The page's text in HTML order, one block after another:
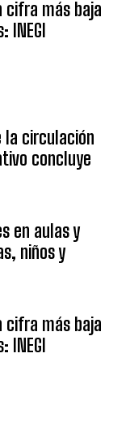
cifra más baja
INEGI
la circulación
concluye
en aulas y
niños y
cifra más baja
INEGI